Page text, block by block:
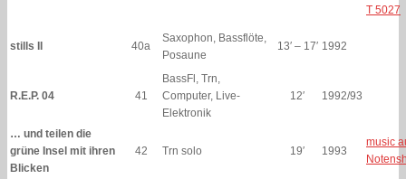
T 5027
stills II 40a
Saxophon, Bassflöte,
Posaune
13′ – 17′ 1992
R.E.P. 04 41
BassFl, Trn,
Computer, Live-
Elektronik
12′ 1992/93
… und teilen die
grüne Insel mit ihren
Blicken
42 Trn solo 19′ 1993
music